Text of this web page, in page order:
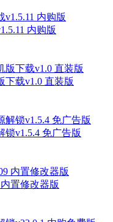
内购版
下载v1.0 直装版
v1.5.4 免广告版
置修改器版